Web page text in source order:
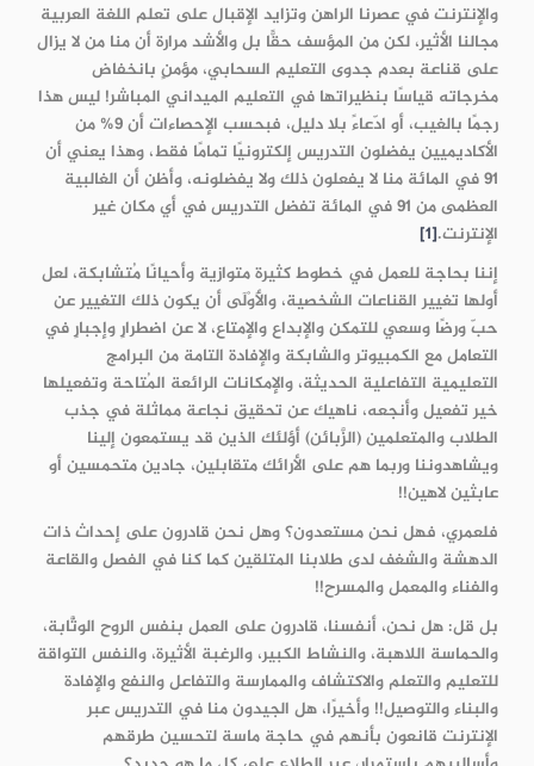
والإنترنت في عصرنا الراهن وتزايد الإقبال على تعلم اللغة العربية
مجالنا الأثير، لكن من المؤسف حقًّا بل والأشد مرارة أن منا من لا يزال
على قناعة بعدم جدوى التعليم السحابي، مؤمنٍ بانخفاض
مخرجاته قياسًا بنظيراتها في التعليم الميداني المباشر! ليس هذا
رجمًا بالغيب، أو ادّعاءً بلا دليل، فبحسب الإحصاءات أن 9% من
الأكاديميين يفضلون التدريس إلكترونيًا تمامًا فقط، وهذا يعني أن
91 في المائة منا لا يفعلون ذلك ولا يفضلونه، وأظن أن الغالبية
العظمى من 91 في المائة تفضل التدريس في أي مكان غير
الإنترنت.[1]
إننا بحاجة للعمل في خطوط كثيرة متوازية وأحيانًا مُتشابكة، لعل
أولها تغيير القناعات الشخصية، والأَوْلَى أن يكون ذلك التغيير عن
حبّ ورضًا وسعي للتمكن والإبداع والإمتاع، لا عن اضطرارٍ وإجبارٍ في
التعامل مع الكمبيوتر والشابكة والإفادة التامة من البرامج
التعليمية التفاعلية الحديثة، والإمكانات الرائعة المُتاحة وتفعيلها
خير تفعيل وأنجعه، ناهيك عن تحقيق نجاعة مماثلة في جذب
الطلاب والمتعلمين (الزَّبائن) أؤلئك الذين قد يستمعون إلينا
ويشاهدوننا وربما هم على الأرائك متقابلين، جادين متحمسين أو
عابثين لاهين!!
فلعمري، فهل نحن مستعدون؟ وهل نحن قادرون على إحداث ذات
الدهشة والشغف لدى طلابنا المتلقين كما كنا في الفصل والقاعة
والفناء والمعمل والمسرح!!
بل قل: هل نحن، أنفسنا، قادرون على العمل بنفس الروح الوثَّابة،
والحماسة اللاهبة، والنشاط الكبير، والرغبة الأثيرة، والنفس التواقة
للتعليم والتعلم والاكتشاف والممارسة والتفاعل والنفع والإفادة
والبناء والتوصيل!! وأخيرًا، هل الجيدون منا في التدريس عبر
الإنترنت قانعون بأنهم في حاجة ماسة لتحسين طرقهم